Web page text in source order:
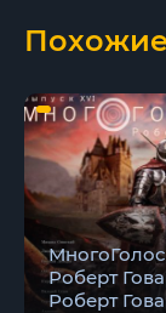
Роберт
Роберт